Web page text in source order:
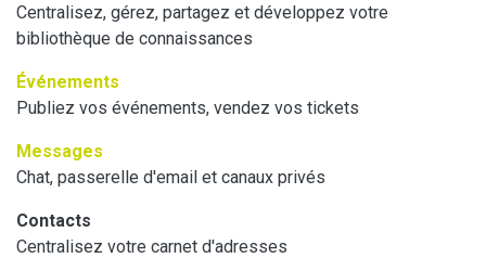
Centralisez, gérez, partagez et développez votre
bibliothèque de connaissances
Événements
Publiez vos événements, vendez vos tickets
Messages
Chat, passerelle d'email et canaux privés
Contacts
Centralisez votre carnet d'adresses